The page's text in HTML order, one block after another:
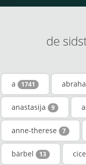
de
a 1741
anastasija 9
anne-therese 7
bärbel 13